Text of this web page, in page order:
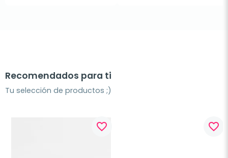
Recomendados para ti
Tu selección de productos ;)
favorite_border favorite_border